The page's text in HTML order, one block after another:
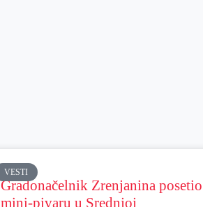
VESTI
Gradonačelnik Zrenjanina posetio
mini-pivaru u Srednjoj